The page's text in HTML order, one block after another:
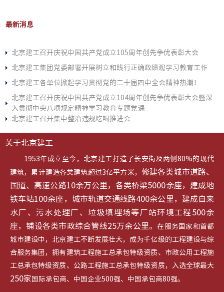
最新消息
北京建工召开庆祝中国共产党成立105周年创先争优表彰大会
北京建工集团党委部署开展树立和践行正确政绩观学习教育工作
北京建工各单位掀起学习贯彻党的二十届四中全会精神热潮！
北京建工召开庆祝中国共产党成立104周年创先争优表彰大会暨深
入贯彻中央八项规定精神学习教育专题党课
北京建工召开集中整治违规吃喝推进会
关于北京建工
1953年成立至今，北京建工打造了长安街及两侧80%的现代
建筑，累计建造各类建筑超过3亿平方米， 修建各类城市道路、
国道、高速公路10余万公里，各类桥梁5000余座，建成地
铁车站100余座，城市轨道交通线路400余公里，建成自来
水厂、污水处理厂、垃圾填埋场等厂站环境工程500余
座，铺设各类市政综合管线25万余公里。在服务国家和首都
城市建设中，北京建工不断发展壮大，成为千亿级的工程建设与综
合服务集团，拥有建筑工程施工总承包特级资质、市政公用工程施
工总承包特级资质、公路工程施工总承包特级资质，入选全球最大
250家 国际承包商、中国企业500强、中国承包商80强。